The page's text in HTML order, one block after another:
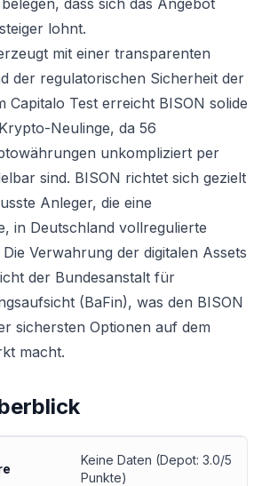
dass sich das Angebot
lohnt.
mit einer transparenten
der regulatorischen Sicherheit der
Capitalo Test erreicht BISON solide
Neulinge, da 56
unkompliziert per
sind. BISON richtet sich gezielt
Anleger, die eine
in Deutschland vollregulierte
Verwahrung der digitalen Assets
der Bundesanstalt für
(BaFin), was den BISON
sichersten Optionen auf dem
macht.
Keine Daten (Depot: 3.0/5
Punkte)